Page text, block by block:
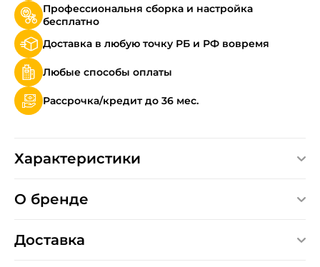
Профессиональня сборка и настройка
бесплатно
Доставка в любую точку РБ и РФ вовремя
Любые способы оплаты
Рассрочка/кредит до 36 мес.
Характеристики
О бренде
Доставка